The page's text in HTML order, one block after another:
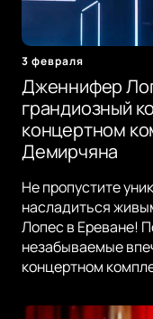
3 февраля
Дженнифер
грандиозный
концертном
Демирчяна
Не пропустите
насладиться
Лопес в Ереване!
незабываемые
концертном